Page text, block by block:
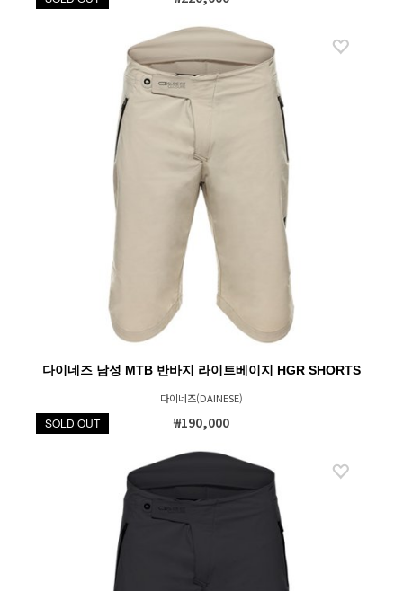
다이네즈 남성 MTB 반바지 라이트베이지 HGR SHORTS
다이네즈(DAINESE)
₩190,000
SOLD OUT